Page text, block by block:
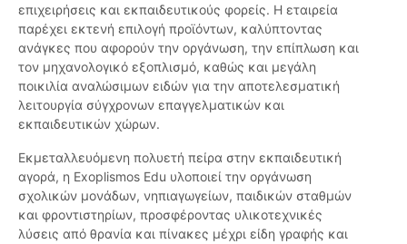
επιχειρήσεις και εκπαιδευτικούς φορείς. Η εταιρεία
παρέχει εκτενή επιλογή προϊόντων, καλύπτοντας
ανάγκες που αφορούν την οργάνωση, την επίπλωση και
τον μηχανολογικό εξοπλισμό, καθώς και μεγάλη
ποικιλία αναλώσιμων ειδών για την αποτελεσματική
λειτουργία σύγχρονων επαγγελματικών και
εκπαιδευτικών χώρων.
Εκμεταλλευόμενη πολυετή πείρα στην εκπαιδευτική
αγορά, η Exoplismos Edu υλοποιεί την οργάνωση
σχολικών μονάδων, νηπιαγωγείων, παιδικών σταθμών
και φροντιστηρίων, προσφέροντας υλικοτεχνικές
λύσεις από θρανία και πίνακες μέχρι είδη γραφής και